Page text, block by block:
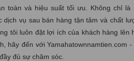
toàn và hiệu suất tối ưu. Không chỉ là
vụ sau bán hàng tận tâm và chất
tôi luôn đặt lợi ích của khách hàng lên
hãy đến với Yamahatownnamtien.com
đủ sự chăm sóc.